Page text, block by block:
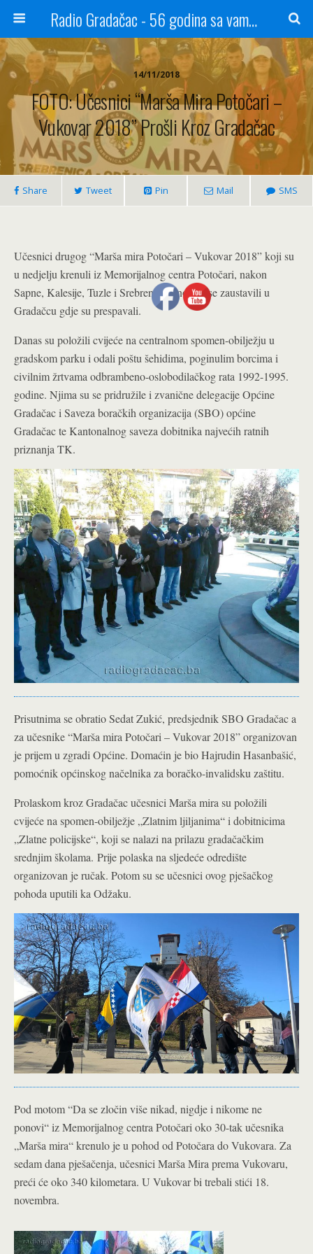
Radio Gradačac - 56 godina sa vama...
14/11/2018
FOTO: Učesnici “Marša Mira Potočari –
Vukovar 2018” Prošli Kroz Gradačac
Share Tweet Pin Mail SMS
Učesnici drugog “Marša mira Potočari – Vukovar 2018” koji su
u nedjelju krenuli iz Memorijalnog centra Potočari, nakon
Sapne, Kalesije, Tuzle i Srebrenika sinoć su se zaustavili u
Gradačcu gdje su prespavali.
Danas su položili cvijeće na centralnom spomen-obilježju u
gradskom parku i odali poštu šehidima, poginulim borcima i
civilnim žrtvama odbrambeno-oslobodilačkog rata 1992-1995.
godine. Njima su se pridružile i zvanične delegacije Općine
Gradačac i Saveza boračkih organizacija (SBO) općine
Gradačac te Kantonalnog saveza dobitnika najvećih ratnih
priznanja TK.
Prisutnima se obratio Sedat Zukić, predsjednik SBO Gradačac a
za učesnike “Marša mira Potočari – Vukovar 2018” organizovan
je prijem u zgradi Općine. Domaćin je bio Hajrudin Hasanbašić,
pomoćnik općinskog načelnika za boračko-invalidsku zaštitu.
Prolaskom kroz Gradačac učesnici Marša mira su položili
cvijeće na spomen-obilježje „Zlatnim ljiljanima“ i dobitnicima
„Zlatne policijske“, koji se nalazi na prilazu gradačačkim
srednjim školama. Prije polaska na sljedeće odredište
organizovan je ručak. Potom su se učesnici ovog pješačkog
pohoda uputili ka Odžaku.
Pod motom “Da se zločin više nikad, nigdje i nikome ne
ponovi“ iz Memorijalnog centra Potočari oko 30-tak učesnika
„Marša mira“ krenulo je u pohod od Potočara do Vukovara. Za
sedam dana pješačenja, učesnici Marša Mira prema Vukovaru,
preći će oko 340 kilometara. U Vukovar bi trebali stići 18.
novembra.